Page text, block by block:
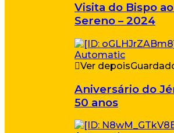
Visita do Bispo
Sereno – 2024
Ver depois
Aniversário do
50 anos